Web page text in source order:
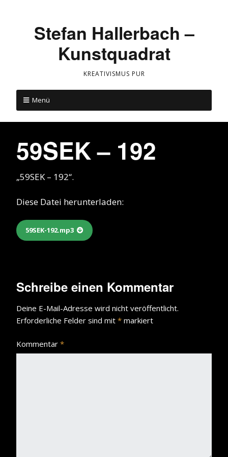
Stefan Hallerbach –
Kunstquadrat
KREATIVISMUS PUR
Menü
59SEK – 192
„59SEK – 192“.
Diese Datei herunterladen:
59SEK-192.mp3
Schreibe einen Kommentar
Deine E-Mail-Adresse wird nicht veröffentlicht.
Erforderliche Felder sind mit * markiert
Kommentar *